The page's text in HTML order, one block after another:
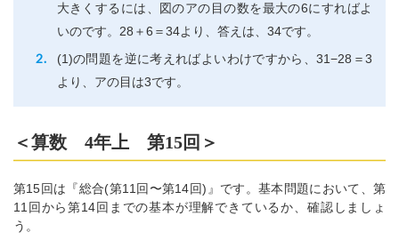
大きくするには、図のアの目の数を最大の6にすればよ
いのです。28＋6＝34より、答えは、34です。
(1)の問題を逆に考えればよいわけですから、31−28＝3
より、アの目は3です。
＜算数 4年上 第15回＞
第15回は『総合(第11回〜第14回)』です。基本問題において、第
11回から第14回までの基本が理解できているか、確認しましょ
う。